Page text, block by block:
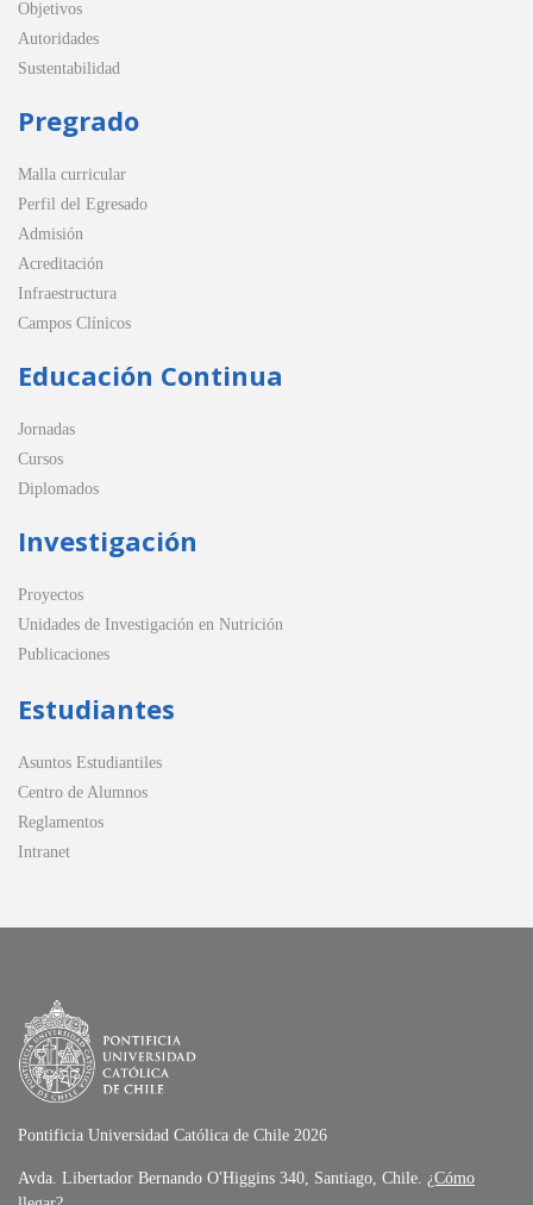
Objetivos
Autoridades
Sustentabilidad
Pregrado
Malla curricular
Perfil del Egresado
Admisión
Acreditación
Infraestructura
Campos Clínicos
Educación Continua
Jornadas
Cursos
Diplomados
Investigación
Proyectos
Unidades de Investigación en Nutrición
Publicaciones
Estudiantes
Asuntos Estudiantiles
Centro de Alumnos
Reglamentos
Intranet
Pontificia Universidad Católica de Chile 2026
Avda. Libertador Bernando O'Higgins 340, Santiago, Chile. ¿Cómo